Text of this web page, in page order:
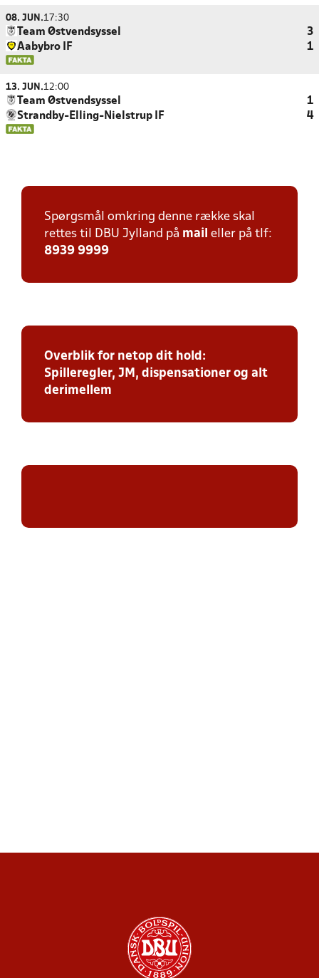
08. JUN.17:30
Team Østvendsyssel
3
Aabybro IF
1
13. JUN.12:00
Team Østvendsyssel
1
Strandby-Elling-Nielstrup IF
4
Spørgsmål omkring denne række skal
rettes til DBU Jylland på mail eller på tlf:
8939 9999
Overblik for netop dit hold:
Spilleregler, JM, dispensationer og alt
derimellem